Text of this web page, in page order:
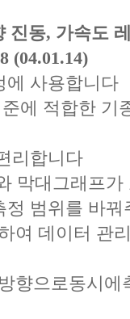
진동, 가속도
(04.01.14)
에 사용합니다
에 적합한 기
리합니다
막대그래프가
범위를 바
여 데이터 관
향으로동시에